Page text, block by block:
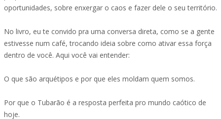
oportunidades, sobre enxergar o caos e fazer dele o seu território.
No livro, eu te convido pra uma conversa direta, como se a gente
estivesse num café, trocando ideia sobre como ativar essa força
dentro de você. Aqui você vai entender:
O que são arquétipos e por que eles moldam quem somos.
Por que o Tubarão é a resposta perfeita pro mundo caótico de
hoje.